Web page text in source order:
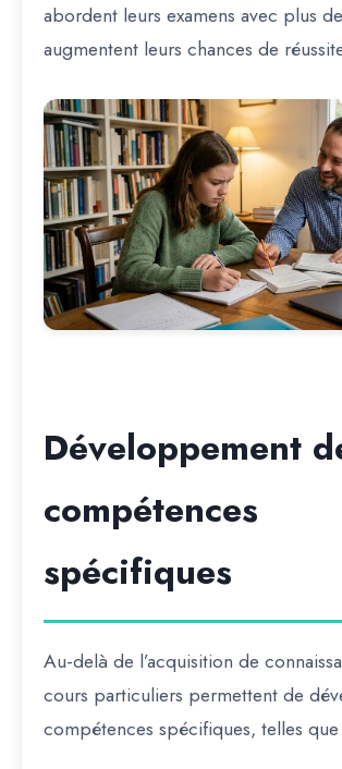
abordent leurs examens avec plus
augmentent leurs chances de
Développement
compétences
spécifiques
Au-delà de l’acquisition de
cours particuliers permettent de
compétences spécifiques, telles